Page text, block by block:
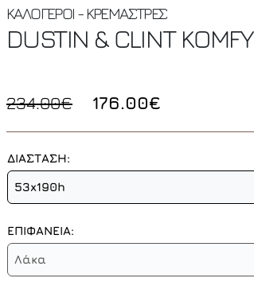
ΚΑΛΟΓΕΡΟΙ - ΚΡΕΜΑΣΤΡΕΣ
DUSTIN & CLINT KOMFY
234.00€ 176.00€
ΔΙΑΣΤΑΣΗ:
53x190h
ΕΠΙΦΑΝΕΙΑ:
Λάκα